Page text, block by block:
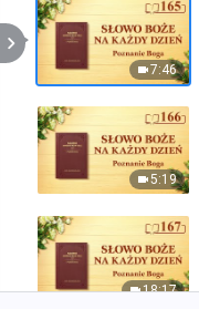
7:46
5:19
18:17